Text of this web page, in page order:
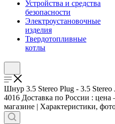
Устройства и средства
безопасности
Электроустановочные
изделия
Твердотопливные
котлы
Шнур 3.5 Stereo Plug - 3.5
4016 Доставка по России :
магазине | Характеристики,